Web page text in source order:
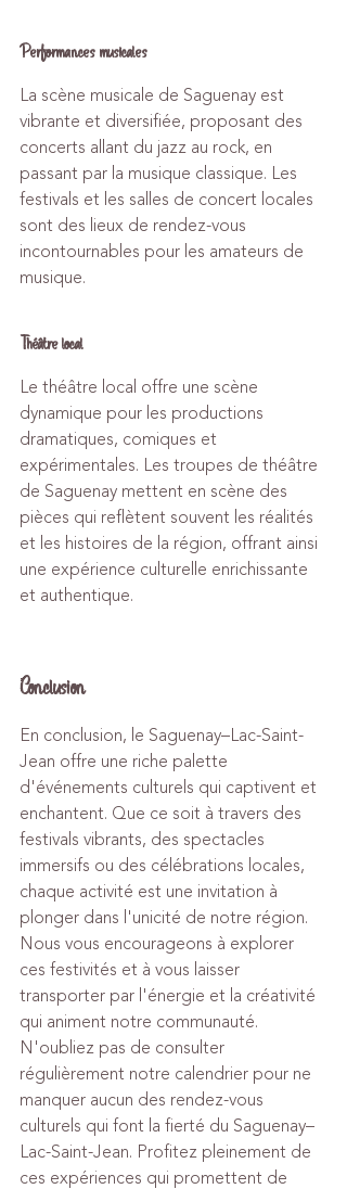
Performances musicales
La scène musicale de Saguenay est
vibrante et diversifiée, proposant des
concerts allant du jazz au rock, en
passant par la musique classique. Les
festivals et les salles de concert locales
sont des lieux de rendez-vous
incontournables pour les amateurs de
musique.
Théâtre local
Le théâtre local offre une scène
dynamique pour les productions
dramatiques, comiques et
expérimentales. Les troupes de théâtre
de Saguenay mettent en scène des
pièces qui reflètent souvent les réalités
et les histoires de la région, offrant ainsi
une expérience culturelle enrichissante
et authentique.
Conclusion
En conclusion, le Saguenay–Lac-Saint-
Jean offre une riche palette
d'événements culturels qui captivent et
enchantent. Que ce soit à travers des
festivals vibrants, des spectacles
immersifs ou des célébrations locales,
chaque activité est une invitation à
plonger dans l'unicité de notre région.
Nous vous encourageons à explorer
ces festivités et à vous laisser
transporter par l'énergie et la créativité
qui animent notre communauté.
N'oubliez pas de consulter
régulièrement notre calendrier pour ne
manquer aucun des rendez-vous
culturels qui font la fierté du Saguenay–
Lac-Saint-Jean. Profitez pleinement de
ces expériences qui promettent de